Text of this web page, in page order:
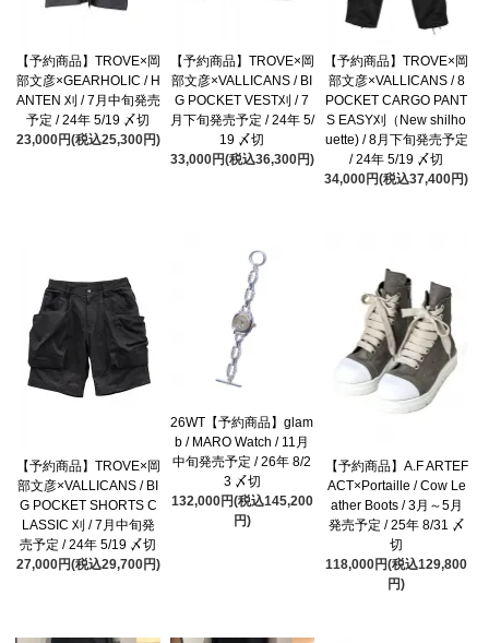
【予約商品】TROVE×岡
部文彦×GEARHOLIC / H
ANTEN 刈 / 7月中旬発売
予定 / 24年 5/19 〆切
23,000円(税込25,300円)
【予約商品】TROVE×岡
部文彦×VALLICANS / BI
G POCKET VEST刈 / 7
月下旬発売予定 / 24年 5/
19 〆切
33,000円(税込36,300円)
【予約商品】TROVE×岡
部文彦×VALLICANS / 8
POCKET CARGO PANT
S EASY刈（New shilho
uette) / 8月下旬発売予定
/ 24年 5/19 〆切
34,000円(税込37,400円)
【予約商品】TROVE×岡
部文彦×VALLICANS / BI
G POCKET SHORTS C
LASSIC 刈 / 7月中旬発
売予定 / 24年 5/19 〆切
27,000円(税込29,700円)
26WT【予約商品】glam
b / MARO Watch / 11月
中旬発売予定 / 26年 8/2
3 〆切
132,000円(税込145,200
円)
【予約商品】A.F ARTEF
ACT×Portaille / Cow Le
ather Boots / 3月～5月
発売予定 / 25年 8/31 〆
切
118,000円(税込129,800
円)